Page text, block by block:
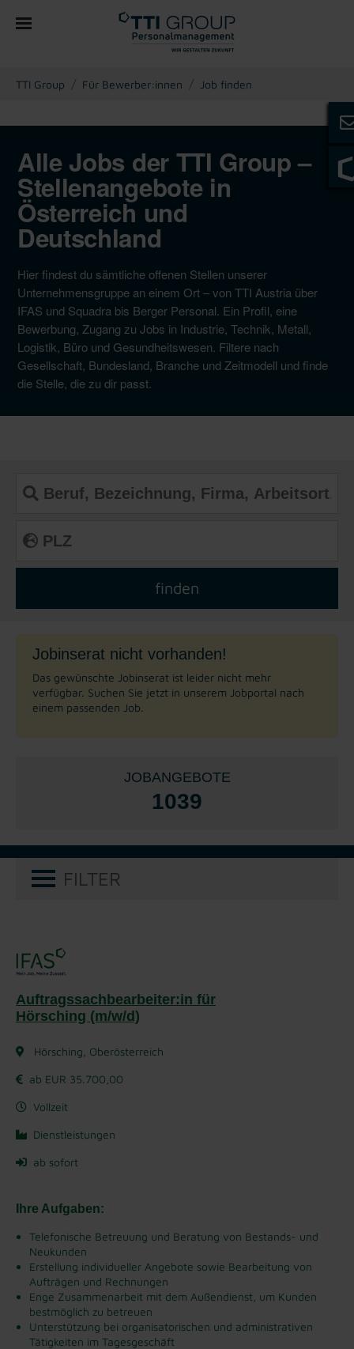
You are here:
TTI Group Für Bewerber:innen Job finden
Alle Jobs der TTI Group –
Stellenangebote in
Österreich und
Deutschland
Hier findest du sämtliche offenen Stellen unserer
Unternehmensgruppe an einem Ort – von TTI Austria über
IFAS und Squadra bis Berger Personal. Ein Profil, eine
Bewerbung, Zugang zu Jobs in Industrie, Technik, Metall,
Logistik, Büro und Gesundheitswesen. Filtere nach
Gesellschaft, Bundesland, Branche und Zeitmodell und finde
die Stelle, die zu dir passt.
Jobinserat nicht vorhanden!
Das gewünschte Jobinserat ist leider nicht mehr
verfügbar. Suchen Sie jetzt in unserem Jobportal nach
einem passenden Job.
JOBANGEBOTE
1039
FILTER
Auftragssachbearbeiter:in für
Hörsching (m/w/d)
Hörsching, Oberösterreich
ab EUR 35.700,00
Vollzeit
Dienstleistungen
ab sofort
Ihre Aufgaben:
Telefonische Betreuung und Beratung von Bestands- und
Neukunden
Erstellung individueller Angebote sowie Bearbeitung von
Aufträgen und Rechnungen
Enge Zusammenarbeit mit dem Außendienst, um Kunden
bestmöglich zu betreuen
Unterstützung bei organisatorischen und administrativen
Tätigkeiten im Tagesgeschäft